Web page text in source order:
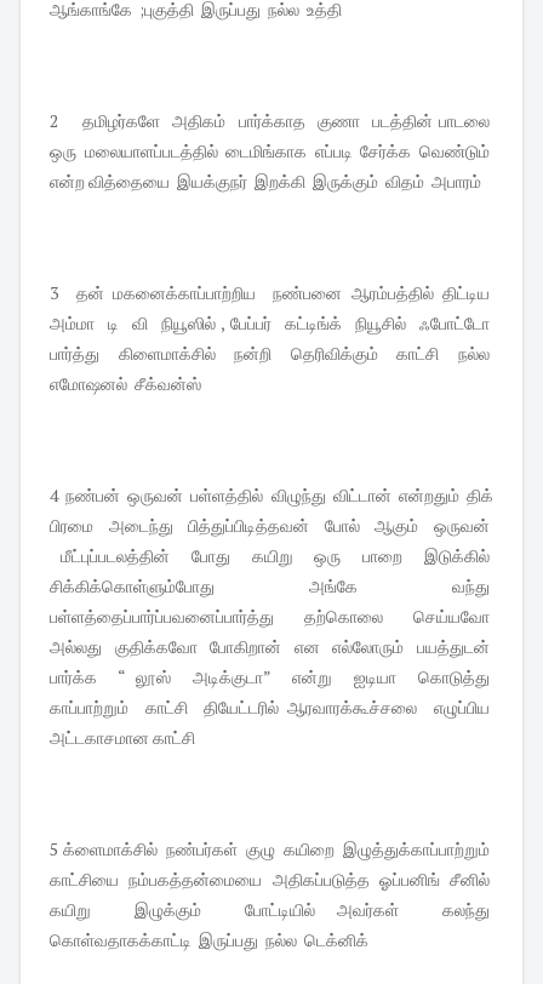
ஆங்காங்கே ;புகுத்தி இருப்பது நல்ல உத்தி
2 தமிழர்களே அதிகம் பார்க்காத குணா படத்தின் பாடலை
ஒரு மலையாளப்படத்தில் டைமிங்காக எப்படி சேர்க்க வெண்டும்
என்ற வித்தையை இயக்குநர் இறக்கி இருக்கும் விதம் அபாரம்
3 தன் மகனைக்காப்பாற்றிய நண்பனை ஆரம்பத்தில் திட்டிய
அம்மா டி வி நியூஸில் , பேப்பர் கட்டிங்க் நியூசில் ஃபோட்டோ
பார்த்து கிளைமாக்சில் நன்றி தெரிவிக்கும் காட்சி நல்ல
எமோஷனல் சீக்வன்ஸ்
4 நண்பன் ஒருவன் பள்ளத்தில் விழுந்து விட்டான் என்றதும் திக்
பிரமை அடைந்து பித்துப்பிடித்தவன் போல் ஆகும் ஒருவன்
மீட்புப்படலத்தின் போது கயிறு ஒரு பாறை இடுக்கில்
சிக்கிக்கொள்ளும்போது அங்கே வந்து
பள்ளத்தைப்பார்ப்பவனைப்பார்த்து தற்கொலை செய்யவோ
அல்லது குதிக்கவோ போகிறான் என எல்லோரும் பயத்துடன்
பார்க்க “ லூஸ் அடிக்குடா” என்று ஐடியா கொடுத்து
காப்பாற்றும் காட்சி தியேட்டரில் ஆரவாரக்கூச்சலை எழுப்பிய
அட்டகாசமான காட்சி
5 க்ளைமாக்சில் நண்பர்கள் குழு கயிறை இழுத்துக்காப்பாற்றும்
காட்சியை நம்பகத்தன்மையை அதிகப்படுத்த ஓப்பனிங் சீனில்
கயிறு இழுக்கும் போட்டியில் அவர்கள் கலந்து
கொள்வதாகக்காட்டி இருப்பது நல்ல டெக்னிக்